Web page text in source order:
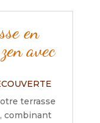
en
avec
terrasse
combinant